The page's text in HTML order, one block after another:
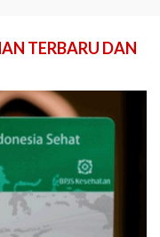
TERBARU DAN